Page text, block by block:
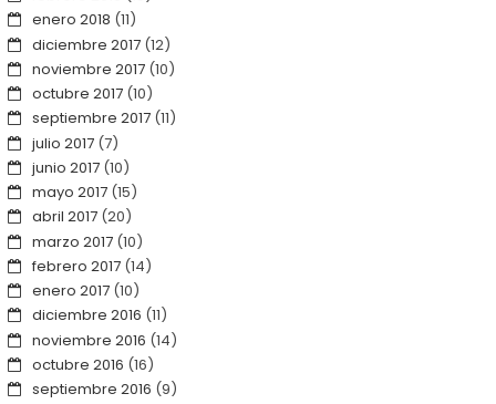
enero 2018 (11)
diciembre 2017(12)
noviembre 2017(10)
octubre 2017(10)
septiembre 2017(11)
julio 2017(7)
junio 2017(10)
mayo 2017(15)
abril 2017(20)
marzo 2017(10)
febrero 2017(14)
enero 2017(10)
diciembre 2016 (11)
noviembre 2016 (14)
octubre 2016 (16)
septiembre 2016 (9)